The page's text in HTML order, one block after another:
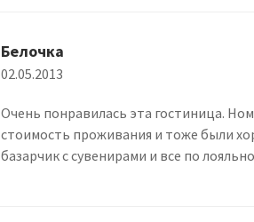
Белочка
02.05.2013
Очень понравилась эта гостиница.
стоимость проживания и тоже были
базарчик с сувенирами и все по